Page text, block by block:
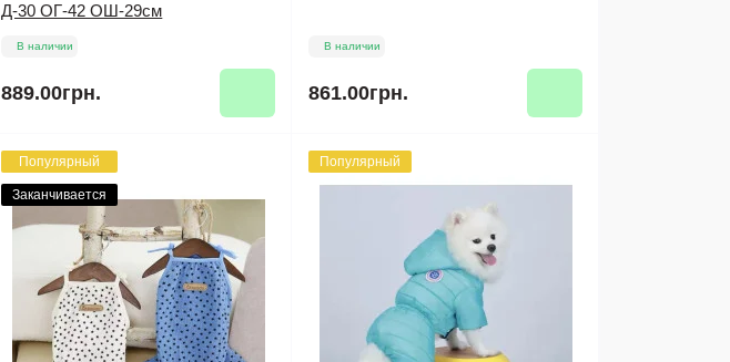
Д-30 ОГ-42 ОШ-29см
В наличии
889.00грн.
В наличии
861.00грн.
Популярный
Заканчивается
Популярный